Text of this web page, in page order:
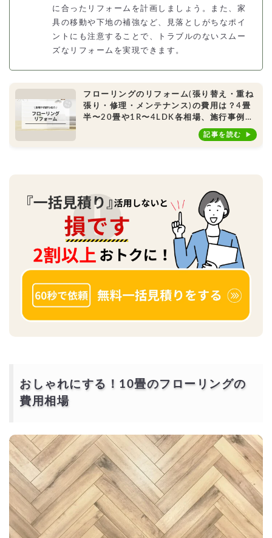
に合ったリフォームを計画しましょう。また、家
具の移動や下地の補強など、見落としがちなポイ
ントにも注意することで、トラブルのないスムー
ズなリフォームを実現できます。
フローリングのリフォーム(張り替え・重ね
張り・修理・メンテナンス)の費用は？4畳
半〜20畳や1R〜4LDK各相場、施行事例も
記事を読む
おしゃれにする！10畳のフローリングの
費用相場